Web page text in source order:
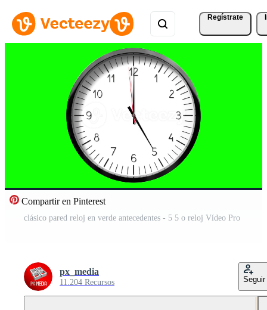
Regístrate
Compartir en Pinterest
clásico pared reloj en verde antecedentes - 5 5 o reloj Vídeo Pro
px_media
11.204 Recursos Seguir